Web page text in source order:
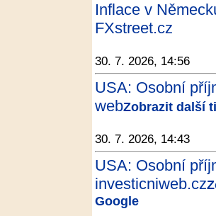
Inflace v
FXstreet.cz
30. 7. 2026, 14:56
USA: Osobní
webZobrazit další
30. 7. 2026, 14:43
USA: Osobní
investicniweb.cz
Google